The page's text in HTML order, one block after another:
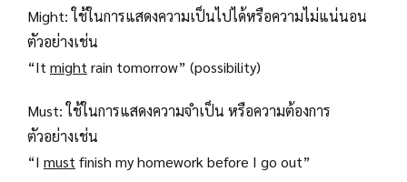
Might: ใช้ในการแสดงความเป็นไปได้หรือความไม่แน่นอน
ตัวอย่างเช่น
“Itmightrain tomorrow” (possibility)
Must: ใช้ในการแสดงความจำเป็น หรือความต้องการ
ตัวอย่างเช่น
“I mustfinish my homework before I go out”